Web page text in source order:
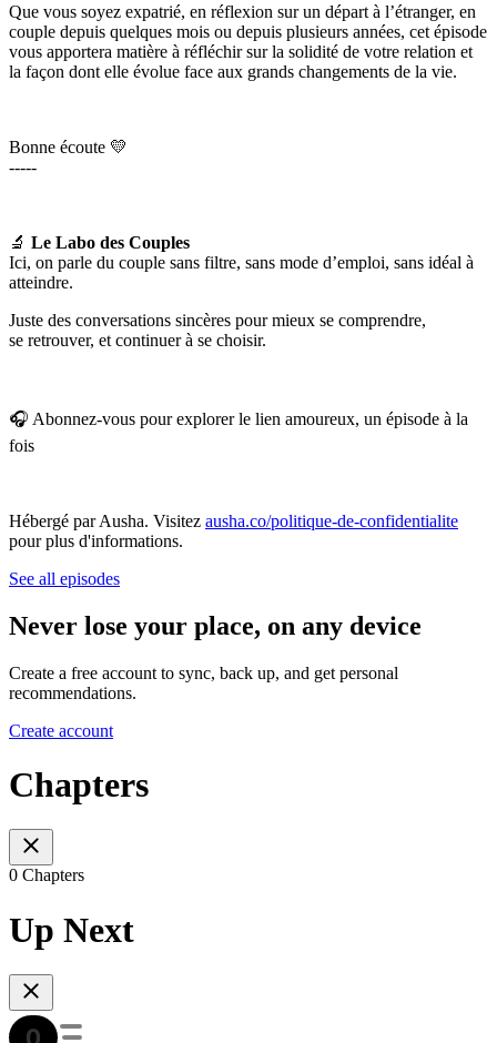
Que vous soyez expatrié, en réflexion sur un départ à l’étranger, en
couple depuis quelques mois ou depuis plusieurs années, cet épisode
vous apportera matière à réfléchir sur la solidité de votre relation et
la façon dont elle évolue face aux grands changements de la vie.
Bonne écoute 💛
-----
🔬 Le Labo des Couples
Ici, on parle du couple sans filtre, sans mode d’emploi, sans idéal à
atteindre.
Juste des conversations sincères pour mieux se comprendre,
se retrouver, et continuer à se choisir.
🎧 Abonnez-vous pour explorer le lien amoureux, un épisode à la
fois
Hébergé par Ausha. Visitez ausha.co/politique-de-confidentialite
pour plus d'informations.
See all episodes
Never lose your place, on any device
Create a free account to sync, back up, and get personal
recommendations.
Create account
Chapters
0 Chapters
Up Next